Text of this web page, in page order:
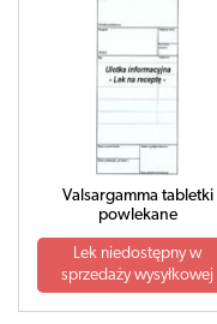
Valsargamma tabletki
powlekane
Lek niedostępny w
sprzedaży wysyłkowej